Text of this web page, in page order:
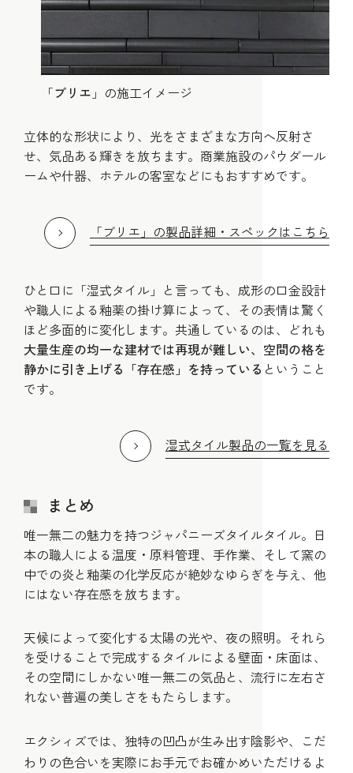
「ブリエ 」の施工イメージ
立体的な形状により、光をさまざまな方向へ反射さ
せ、気品ある輝きを放ちます。商業施設のパウダール
ームや什器、ホテルの客室などにもおすすめです。
「ブリエ」の製品詳細・スペックはこちら
ひと口に「湿式タイル」と言っても、成形の口金設計
や職人による釉薬の掛け算によって、その表情は驚く
ほど多面的に変化します。共通しているのは、どれも
大量生産の均一な建材では再現が難しい、空間の格を
静かに引き上げる「存在感」を持っている ということ
です。
湿式タイル製品の一覧を見る
まとめ
唯一無二の魅力を持つジャパニーズタイルタイル。日
本の職人による温度・原料管理、手作業、そして窯の
中での炎と釉薬の化学反応が絶妙なゆらぎを与え、他
にはない存在感を放ちます。
天候によって変化する太陽の光や、夜の照明。それら
を受けることで完成するタイルによる壁面・床面は、
その空間にしかない唯一無二の気品と、流行に左右さ
れない普遍の美しさをもたらします。
エクシィズでは、独特の凹凸が生み出す陰影や、こだ
わりの色合いを実際にお手元でお確かめいただけるよ